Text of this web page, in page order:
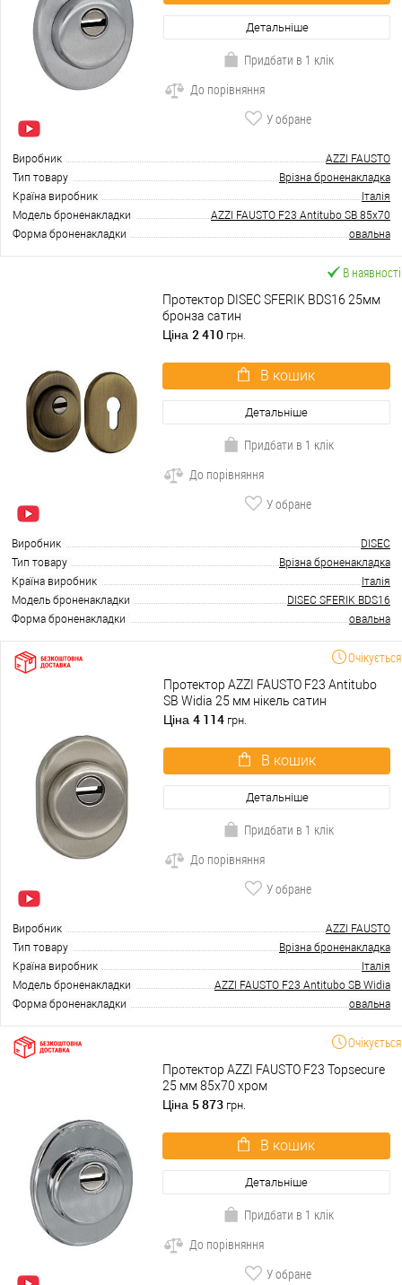
Детальніше
Придбати в 1 клік
До порівняння
У обране
Виробник
AZZI FAUSTO
Тип товару
Врізна броненакладка
Країна виробник
Італія
Модель броненакладки
AZZI FAUSTO F23 Antitubo SB 85x70
Форма броненакладки
овальна
В наявності
Протектор DISEC SFERIK BDS16 25мм
бронза сатин
Ціна 2 410 грн.
В кошик
Детальніше
Придбати в 1 клік
До порівняння
У обране
Виробник
DISEC
Тип товару
Врізна броненакладка
Країна виробник
Італія
Модель броненакладки
DISEC SFERIK BDS16
Форма броненакладки
овальна
Очікується
Протектор AZZI FAUSTO F23 Antitubo
SB Widia 25 мм нікель сатин
Ціна 4 114 грн.
В кошик
Детальніше
Придбати в 1 клік
До порівняння
У обране
Виробник
AZZI FAUSTO
Тип товару
Врізна броненакладка
Країна виробник
Італія
Модель броненакладки
AZZI FAUSTO F23 Antitubo SB Widia
Форма броненакладки
овальна
Очікується
Протектор AZZI FAUSTO F23 Topsecure
25 мм 85х70 хром
Ціна 5 873 грн.
В кошик
Детальніше
Придбати в 1 клік
До порівняння
У обране